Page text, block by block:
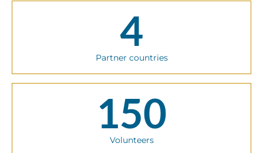
Partner countries
4
Volunteers
150